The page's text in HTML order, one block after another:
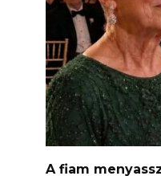
A fiam